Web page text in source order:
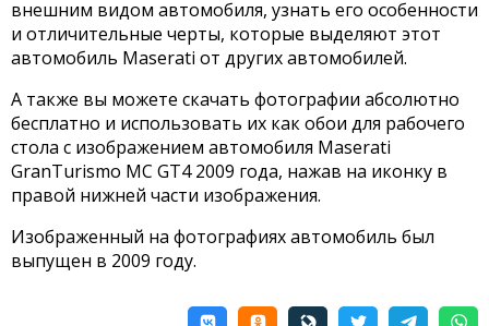
внешним видом автомобиля, узнать его особенности
и отличительные черты, которые выделяют этот
автомобиль Maserati от других автомобилей.
А также вы можете скачать фотографии абсолютно
бесплатно и использовать их как обои для рабочего
стола с изображением автомобиля Maserati
GranTurismo MC GT4 2009 года, нажав на иконку в
правой нижней части изображения.
Изображенный на фотографиях автомобиль был
выпущен в 2009 году.